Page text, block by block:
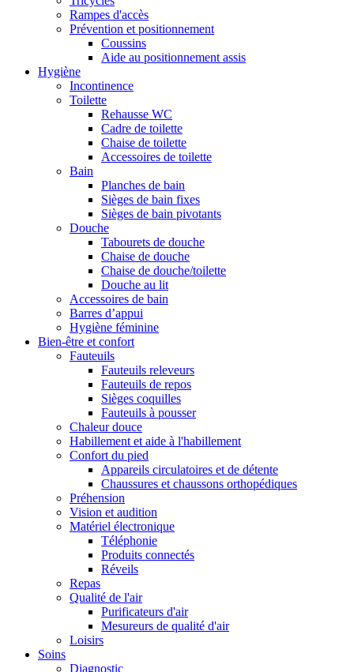
Rampes d'accès
Prévention et positionnement
Coussins
Aide au positionnement assis
Hygiène
Incontinence
Toilette
Rehausse WC
Cadre de toilette
Chaise de toilette
Accessoires de toilette
Bain
Planches de bain
Sièges de bain fixes
Sièges de bain pivotants
Douche
Tabourets de douche
Chaise de douche
Chaise de douche/toilette
Douche au lit
Accessoires de bain
Barres d’appui
Hygiène féminine
Bien-être et confort
Fauteuils
Fauteuils releveurs
Fauteuils de repos
Sièges coquilles
Fauteuils à pousser
Chaleur douce
Habillement et aide à l'habillement
Confort du pied
Appareils circulatoires et de détente
Chaussures et chaussons orthopédiques
Préhension
Vision et audition
Matériel électronique
Téléphonie
Produits connectés
Réveils
Repas
Qualité de l'air
Purificateurs d'air
Mesureurs de qualité d'air
Loisirs
Soins
Diagnostic